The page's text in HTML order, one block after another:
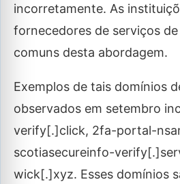
incorretamente. As
fornecedores de serviços
comuns desta abordagem.
Exemplos de tais domínios
observados em setembro
verify[.]click, 2fa-portal-
scotiasecureinfo-
wick[.]xyz. Esses domínios